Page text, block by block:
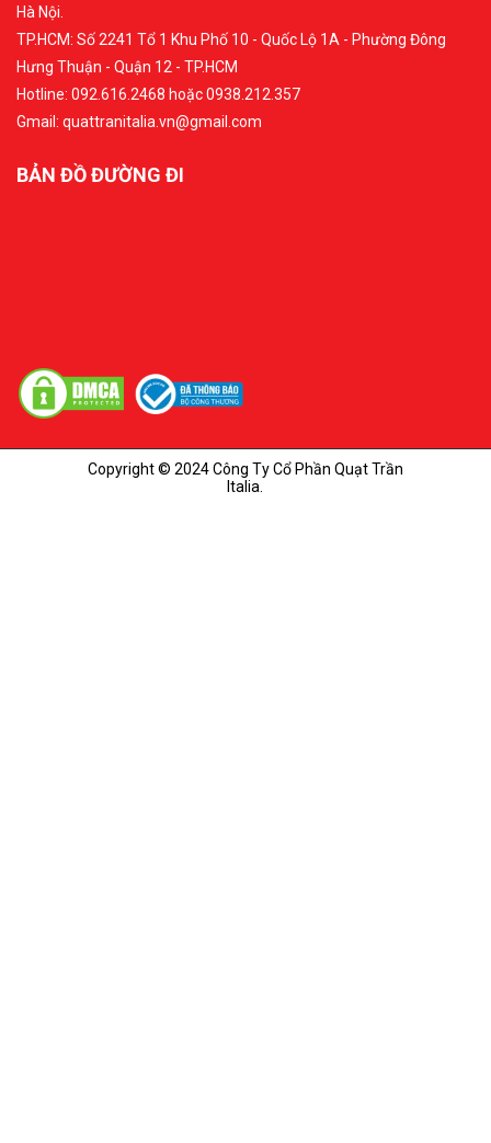
Hà Nội.
TP.HCM: Số 2241 Tổ 1 Khu Phố 10 - Quốc Lộ 1A - Phường Đông
Hưng Thuận - Quận 12 - TP.HCM
Hotline: 092.616.2468 hoặc 0938.212.357
Gmail: quattranitalia.vn@gmail.com
BẢN ĐỒ ĐƯỜNG ĐI
Copyright © 2024 Công Ty Cổ Phần Quạt Trần
Italia.